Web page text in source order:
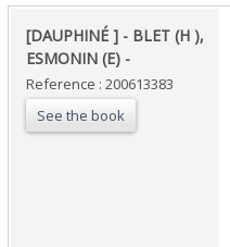
‎[DAUPHINÉ ] - BLET (H ),
ESMONIN (E) - ‎
Reference : 200613383
See the book